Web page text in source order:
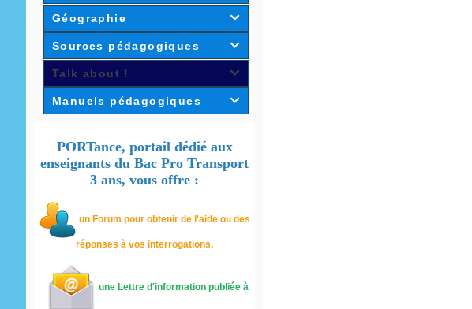
Géographie 
Sources pédagogiques 
Talk about ! 
Manuels pédagogiques 
PORTance, portail dédié aux
enseignants du Bac Pro Transport
3 ans, vous offre :
un Forum pour obtenir de l'aide ou des
réponses à vos interrogations.
une Lettre d'information publiée à